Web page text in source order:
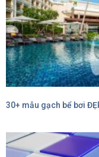
30+ mẫu gạch bể bơi